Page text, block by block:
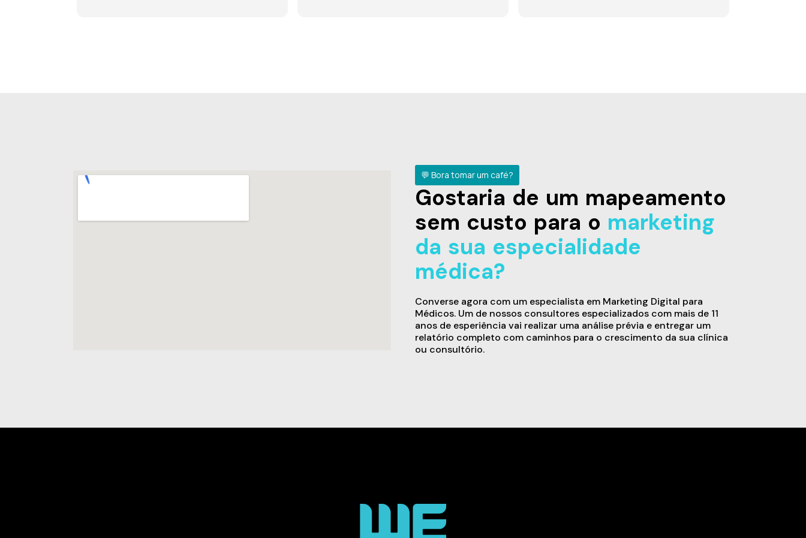
💬 Bora tomar um café?
Gostaria de um mapeamento
sem custo para o marketing
da sua especialidade
médica?
Converse agora com um especialista em Marketing Digital para
Médicos. Um de nossos consultores especializados com mais de 11
anos de esperiência vai realizar uma análise prévia e entregar um
relatório completo com caminhos para o crescimento da sua clínica
ou consultório.